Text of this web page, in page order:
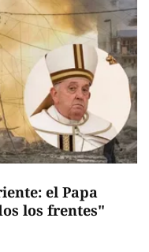
el Papa
los frentes"